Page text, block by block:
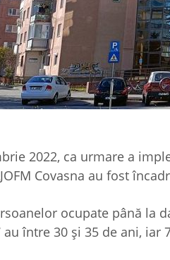
2022, ca urmare a
Covasna au fost
ocupate până la
au între 30 și 35 de ani, iar